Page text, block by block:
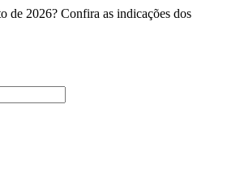
de 2026? Confira as indicações dos